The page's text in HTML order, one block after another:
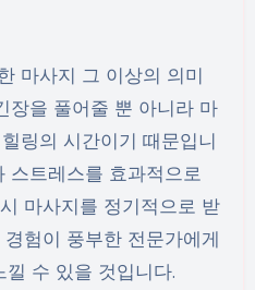
마사지 그 이상의 의미
장을 풀어줄 뿐 아니라 마
링의 시간이기 때문입니
스트레스를 효과적으로
마사지를 정기적으로 받
험이 풍부한 전문가에게
수 있을 것입니다.